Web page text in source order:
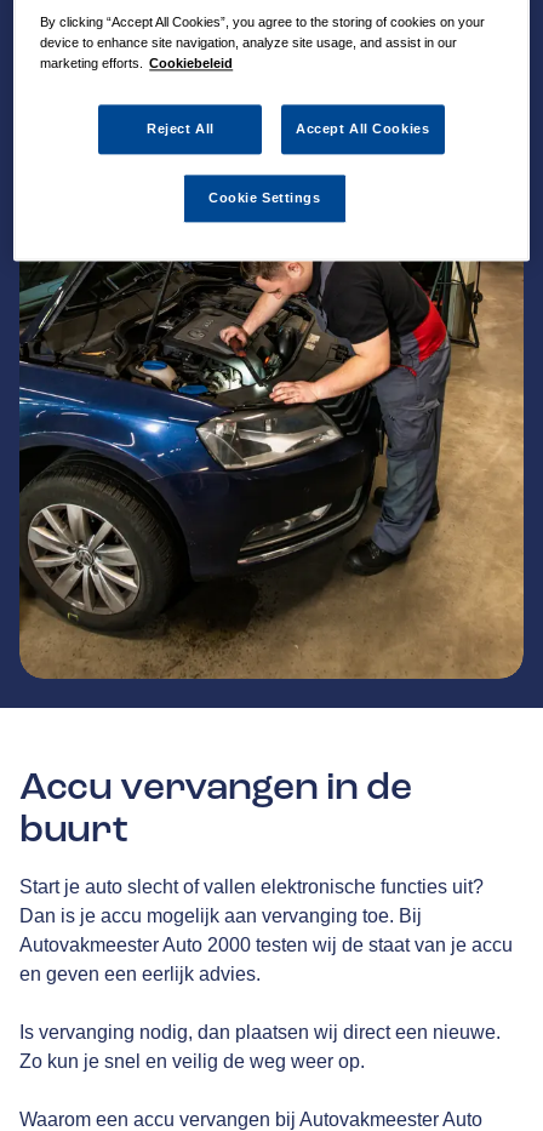
Accu vervangen in de
buurt
Start je auto slecht of vallen elektronische functies uit?
Dan is je accu mogelijk aan vervanging toe. Bij
Autovakmeester Auto 2000 testen wij de staat van je accu
en geven een eerlijk advies.
Is vervanging nodig, dan plaatsen wij direct een nieuwe.
Zo kun je snel en veilig de weg weer op.
Waarom een accu vervangen bij Autovakmeester Auto
By clicking “Accept All Cookies”, you agree to the storing of cookies on your
device to enhance site navigation, analyze site usage, and assist in our
marketing efforts.
Cookiebeleid
Reject All Accept All Cookies
Cookie Settings